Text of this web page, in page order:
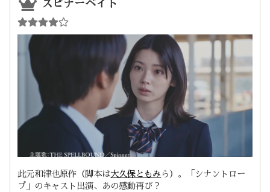
スピナーベイト
此元和津也原作（脚本は大久保ともみ ら）。「シナントロー
プ」のキャスト出演、あの感動再び？